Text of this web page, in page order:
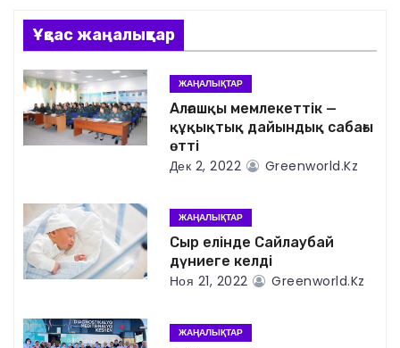
и
г
а
ц
я
п
з
Ұқсас жаңалықтар
ЖАҢАЛЫҚТАР
Алғашқы мемлекеттік —
құқықтық дайындық сабағы
өтті
Дек 2, 2022 Greenworld.kz
ЖАҢАЛЫҚТАР
Сыр елінде Сайлаубай
дүниеге келді
Ноя 21, 2022 Greenworld.kz
ЖАҢАЛЫҚТАР